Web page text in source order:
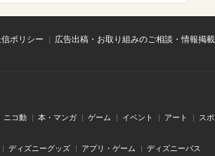
ポリシー
広告出稿・お取り組みのご相談・情報掲
ニコ動 本・マンガ ゲーム イベント アート ス
ディズニーグッズ アプリ・ゲーム ディズニーパス